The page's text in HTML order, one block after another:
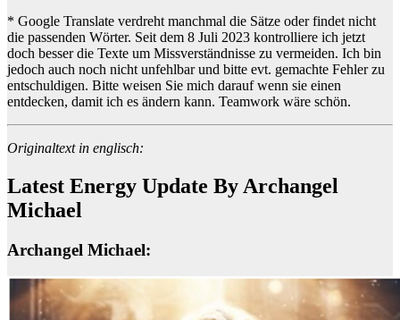
* Google Translate verdreht manchmal die Sätze oder findet nicht
die passenden Wörter. Seit dem 8 Juli 2023 kontrolliere ich jetzt
doch besser die Texte um Missverständnisse zu vermeiden. Ich bin
jedoch auch noch nicht unfehlbar und bitte evt. gemachte Fehler zu
entschuldigen. Bitte weisen Sie mich darauf wenn sie einen
entdecken, damit ich es ändern kann. Teamwork wäre schön.
Originaltext in englisch:
Latest Energy Update By Archangel
Michael
Archangel Michael: